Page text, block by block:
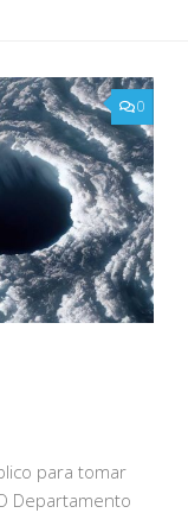
0
para tomar
Departamento